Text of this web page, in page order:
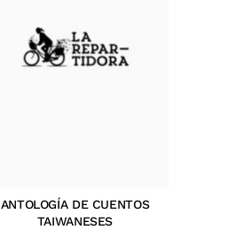
ANTOLOGÍA DE CUENTOS
TAIWANESES